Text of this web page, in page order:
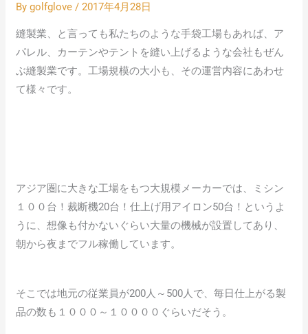
Bygolfglove/2017年4月28日
縫製業、と言っても私たちのような手袋工場もあれば、ア
パレル、カーテンやテントを縫い上げるような会社もぜん
ぶ縫製業です。工場規模の大小も、その運営内容にあわせ
て様々です。
アジア圏に大きな工場をもつ大規模メーカーでは、ミシン
１００台！裁断機20台！仕上げ用アイロン50台！というよ
うに、想像も付かないぐらい大量の機械が設置してあり、
朝から夜までフル稼働しています。
そこでは地元の従業員が200人～500人で、毎日仕上がる製
品の数も１０００～１００００ぐらいだそう。